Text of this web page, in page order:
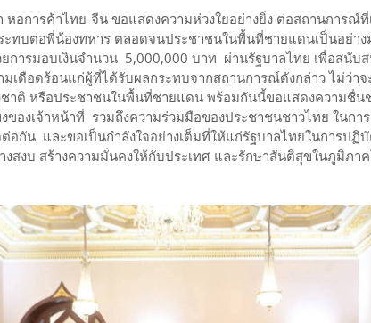
หอการค้าไทย-จีน ขอแสดงความห่วงใยอย่างยิ่ง ต่อสถานการณ์
ะทบต่อพี่น้องทหาร ตลอดจนประชาชนในพื้นที่ชายแดนเป็นอย่าง
การมอบเงินจำนวน 5,000,000 บาท ผ่านรัฐบาลไทย เพื่อสนับ
มเดือดร้อนแก่ผู้ที่ได้รับผลกระทบจากสถานการณ์ดังกล่าว ไม่ว่า
าติ หรือประชาชนในพื้นที่ชายแดน พร้อมกันนี้ขอแสดงความชื่น
ของเจ้าหน้าที่ รวมถึงความร่วมมือของประชาชนชาวไทย ในก
อกัน และขอเป็นกำลังใจอย่างเต็มที่ให้แก่รัฐบาลไทยในการปฏิ
สงบ สร้างความมั่นคงให้กับประเทศ และรักษาสันติสุขในภูมิภาค